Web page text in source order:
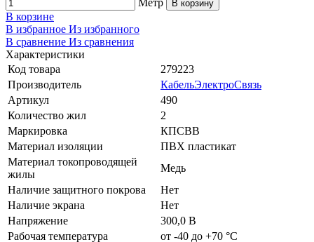
В корзину
В корзине
В избранное Из избранного
В сравнение Из сравнения
Характеристики
Код товара
279223
Производитель
КабельЭлектроСвязь
Артикул
490
Количество жил
2
Маркировка
КПСВВ
Материал изоляции
ПВХ пластикат
Материал токопроводящей
жилы
Медь
Наличие защитного покрова
Нет
Наличие экрана
Нет
Напряжение
300,0 В
Рабочая температура
от -40 до +70 °C